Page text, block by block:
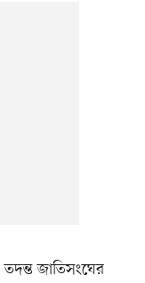
জাতিসংঘের